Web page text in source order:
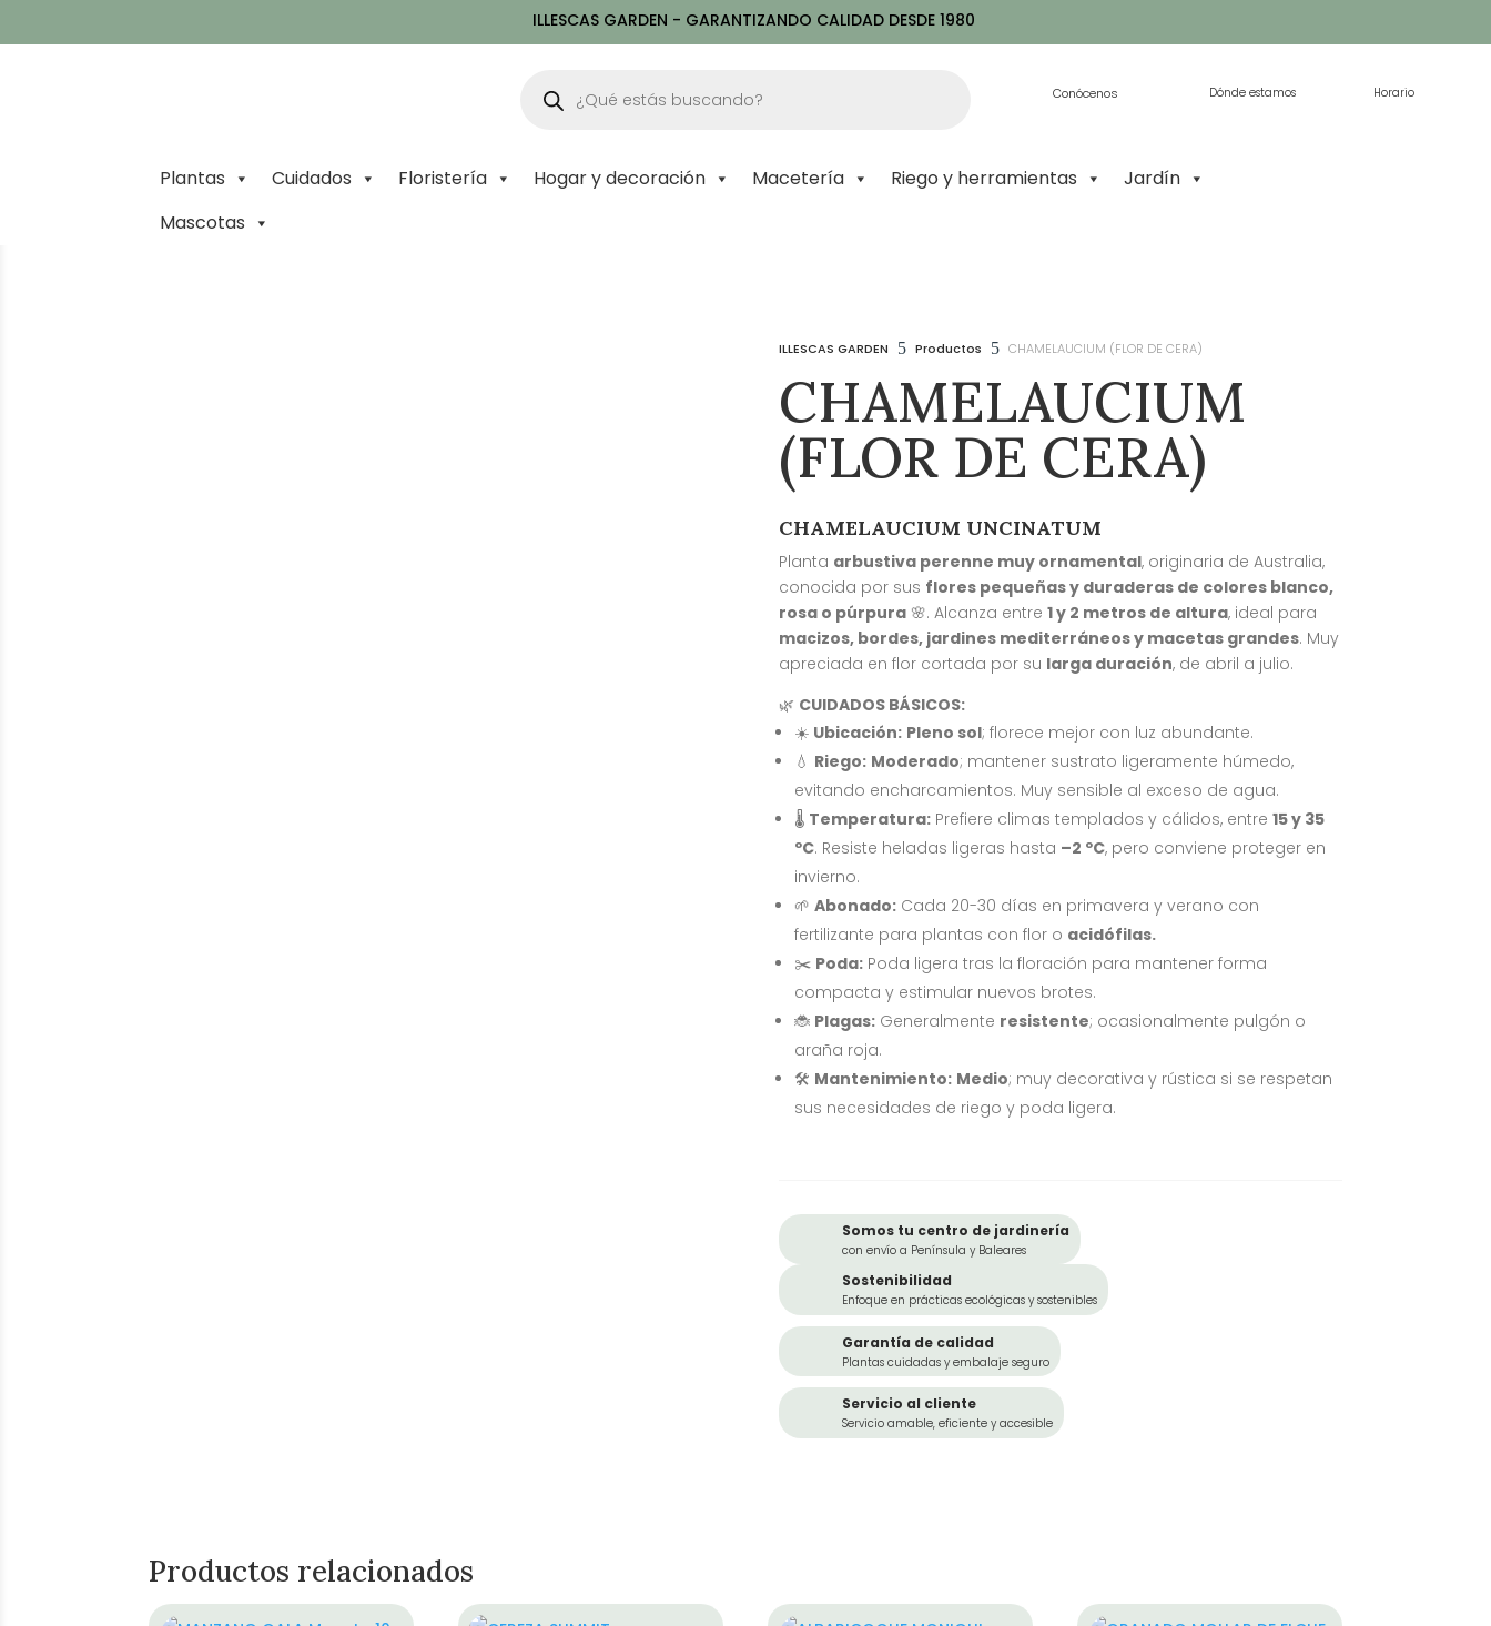
ILLESCAS GARDEN - GARANTIZANDO CALIDAD DESDE 1980
productos
Horario
Dónde estamos
Conócenos
Plantas Cuidados Floristería Hogar y decoración Macetería Riego y herramientas
Jardín
Mascotas
ILLESCAS GARDEN 5 Productos 5 CHAMELAUCIUM (FLOR DE CERA)
CHAMELAUCIUM
(FLOR DE CERA)
CHAMELAUCIUM UNCINATUM
Planta arbustiva perenne muy ornamental, originaria de Australia,
conocida por sus flores pequeñas y duraderas de colores blanco,
rosa o púrpura🌸. Alcanza entre 1 y 2 metros de altura, ideal para
macizos, bordes, jardines mediterráneos y macetas grandes. Muy
apreciada en flor cortada por su larga duración, de abril a julio.
🌿 CUIDADOS BÁSICOS:
☀️ Ubicación: Pleno sol; florece mejor con luz abundante.
💧 Riego: Moderado; mantener sustrato ligeramente húmedo,
evitando encharcamientos. Muy sensible al exceso de agua.
🌡️ Temperatura:Prefiere climas templados y cálidos, entre 15 y 35
ºC. Resiste heladas ligeras hasta –2 ºC, pero conviene proteger en
invierno.
🌱 Abonado:Cada 20-30 días en primavera y verano con
fertilizante para plantas con flor o acidófilas.
✂️ Poda:Poda ligera tras la floración para mantener forma
compacta y estimular nuevos brotes.
🐞 Plagas:Generalmente resistente; ocasionalmente pulgón o
araña roja.
🛠️ Mantenimiento: Medio; muy decorativa y rústica si se respetan
sus necesidades de riego y poda ligera.
Somos tu centro de jardinería
con envío a Península y Baleares
Sostenibilidad
Enfoque en prácticas ecológicas y sostenibles
Garantía de calidad
Plantas cuidadas y embalaje seguro
Servicio al cliente
Servicio amable, eficiente y accesible
Productos relacionados